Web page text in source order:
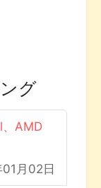
グ
、AMD
月02日